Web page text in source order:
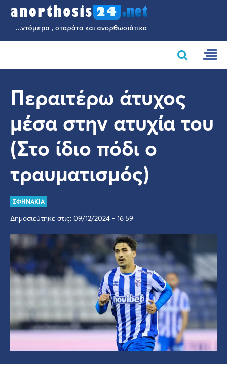
Περαιτέρω άτυχος
μέσα στην ατυχία του
(Στο ίδιο πόδι ο
τραυματισμός)
ΣΦΗΝΑΚΙΑ
Δημοσιεύτηκε στις: 09/12/2024 - 16:59